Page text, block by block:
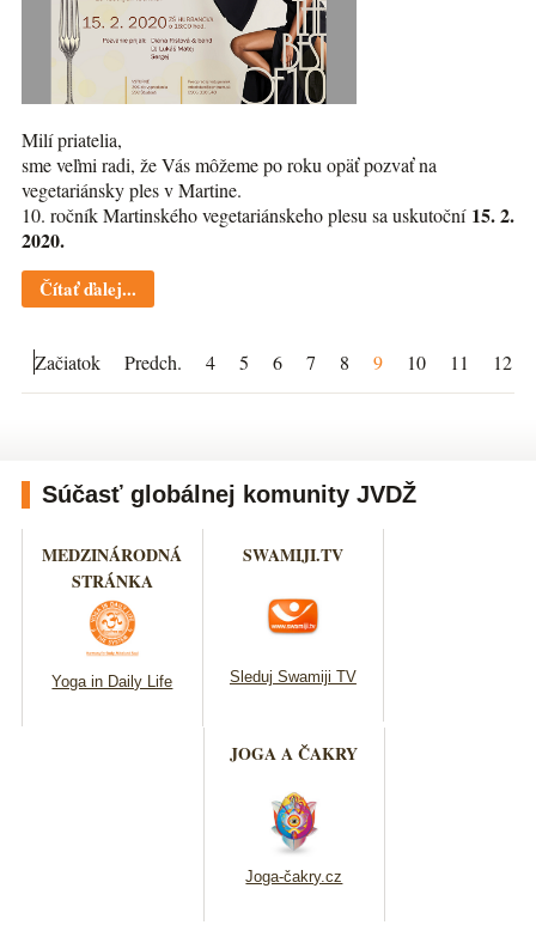
Milí priatelia,
sme veľmi radi, že Vás môžeme po roku opäť pozvať na
vegetariánsky ples v Martine.
10. ročník Martinského vegetariánskeho plesu sa uskutoční 15. 2.
2020.
Čítať ďalej...
Začiatok Predch. 4 5 6 7 8 9 10 11 12
Súčasť globálnej komunity JVDŽ
MEDZINÁRODNÁ
STRÁNKA
Yoga in Daily Life
SWAMIJI.TV
Sleduj Swamiji TV
JOGA A ČAKRY
Joga-čakry.cz